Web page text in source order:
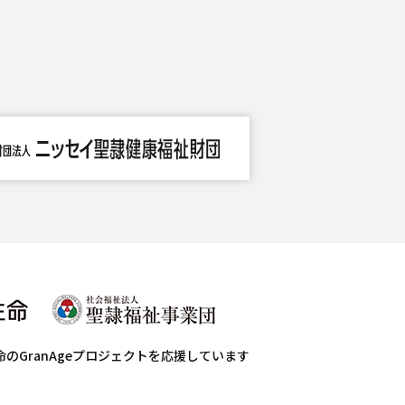
のGranAgeプロジェクトを応援しています